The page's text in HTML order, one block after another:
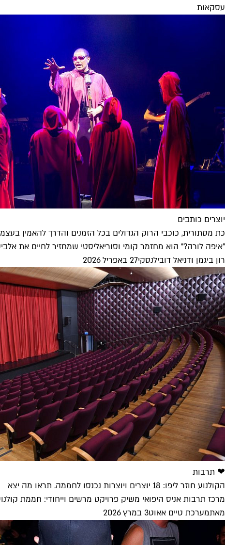
עסקאות
יוצרים כותבים
כת מסתורית, כוכבי הרוק הגדולים בכל הזמנים והדרך להאמין
"איפה לורה?" הוא מחזמר קומי וסוריאליסטי שמחזיר לחיים את
רון ביגמן ודניאל דובילנסקי27 באפריל 2026
❤ תרבות
הקולנוע חוזר ליפו: 18 יוצרים ויוצרות נכנסו לחממה. תראו מה יצא
מרכז תרבות אניס היפואי משיק פרויקט מרשים וייחודי: חממת
מאתמערכת טיים אאוט3 במרץ 2026